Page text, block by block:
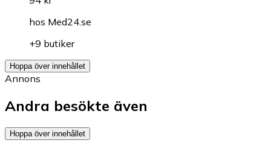
hos Med24.se
+9 butiker
Hoppa över innehållet
Annons
Andra besökte även
Hoppa över innehållet